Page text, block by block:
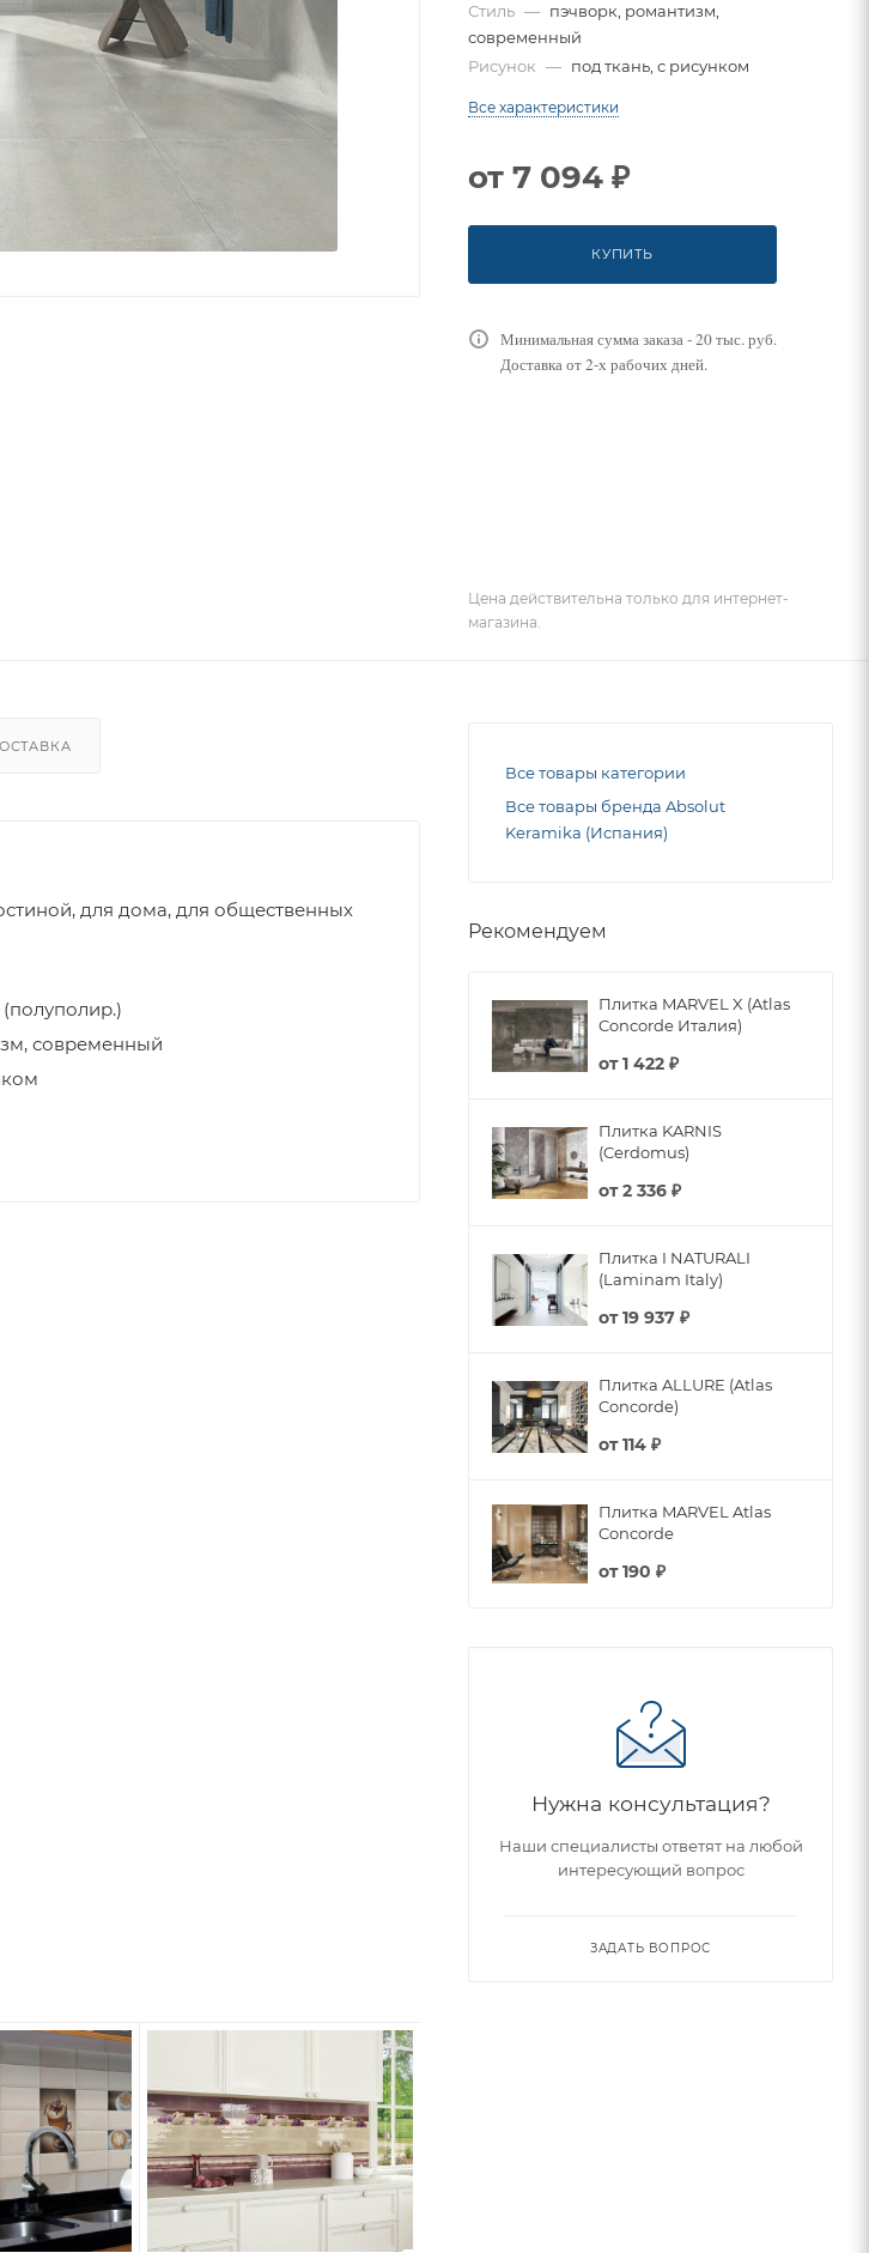
Стиль — пэчворк, романтизм,
современный
Рисунок — под ткань, с рисунком
Все характеристики
от 7 094 ₽
КУПИТЬ
Минимальная сумма заказа - 20 тыс. руб.
Доставка от 2-х рабочих дней.
Цена действительна только для интернет-
магазина.
для дома, для общественных
современный
Все товары категории
Все товары бренда Absolut
Keramika (Испания)
Рекомендуем
Плитка MARVEL X (Atlas
Concorde Италия)
от1 422 ₽
Плитка KARNIS
(Cerdomus)
от2 336 ₽
Плитка I NATURALI
(Laminam Italy)
от19 937 ₽
Плитка ALLURE (Atlas
Concorde)
от114 ₽
Плитка MARVEL Atlas
Concorde
от190 ₽
Нужна консультация?
Наши специалисты ответят на любой
интересующий вопрос
ЗАДАТЬ ВОПРОС